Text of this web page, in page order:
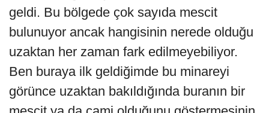
geldi. Bu bölgede çok sayıda mescit
bulunuyor ancak hangisinin nerede olduğu
uzaktan her zaman fark edilmeyebiliyor.
Ben buraya ilk geldiğimde bu minareyi
görünce uzaktan bakıldığında buranın bir